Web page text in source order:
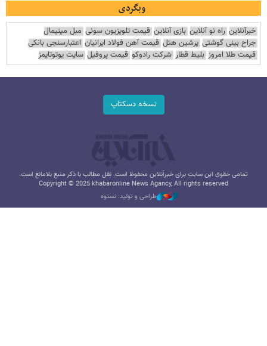
وبگردی
خبرآنلاین راه نو آنلاین بازی آنلاین قیمت تلویزیون سونی مبل مینیمال
جراح بینی گوشتی پرشین هتل قیمت آهن فولاد ایرانیان اعتبارسنجی بانکی
قیمت طلا امروز بلیط قطار شرکت رادوکو قیمت پروفیل سایت یوتوتایمز
نسخه دسکتاپ
تمامی حقوق این سایت برای خبرآنلاین محفوظ است. نقل مطالب با ذکر منبع بلامانع است.
Copyright © 2025 khabaronline News Agancy, All rights reserved
طراحی و تولید: نستوه